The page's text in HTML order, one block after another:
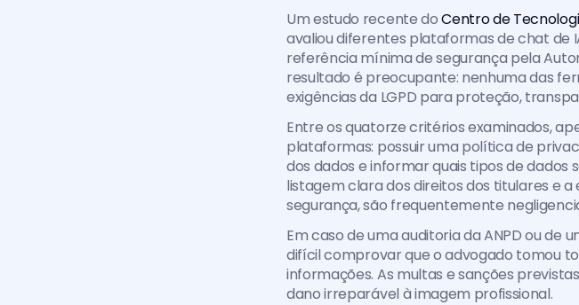
Um estudo recente do Centro de
avaliou diferentes plataformas de chat de
referência mínima de segurança pela
resultado é preocupante: nenhuma das
exigências da LGPD para proteção,
Entre os quatorze critérios examinados,
plataformas: possuir uma política de
dos dados e informar quais tipos de dados
listagem clara dos direitos dos titulares e
segurança, são frequentemente
Em caso de uma auditoria da ANPD ou
difícil comprovar que o advogado tomou
informações. As multas e sanções
dano irreparável à imagem profissional.